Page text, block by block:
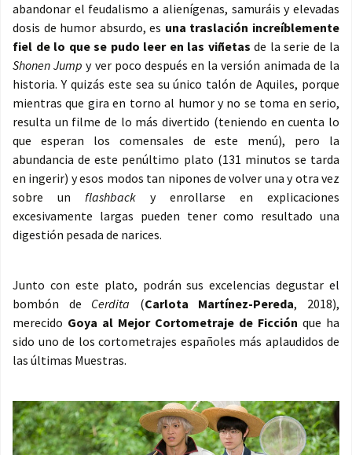
abandonar el feudalismo a alienígenas, samuráis y elevadas
dosis de humor absurdo, es una traslación increíblemente
fiel de lo que se pudo leer en las viñetas de la serie de la
Shonen Jump y ver poco después en la versión animada de la
historia. Y quizás este sea su único talón de Aquiles, porque
mientras que gira en torno al humor y no se toma en serio,
resulta un filme de lo más divertido (teniendo en cuenta lo
que esperan los comensales de este menú), pero la
abundancia de este penúltimo plato (131 minutos se tarda
en ingerir) y esos modos tan nipones de volver una y otra vez
sobre un flashback y enrollarse en explicaciones
excesivamente largas pueden tener como resultado una
digestión pesada de narices.
Junto con este plato, podrán sus excelencias degustar el
bombón de Cerdita (Carlota Martínez-Pereda, 2018),
merecido Goya al Mejor Cortometraje de Ficción que ha
sido uno de los cortometrajes españoles más aplaudidos de
las últimas Muestras.